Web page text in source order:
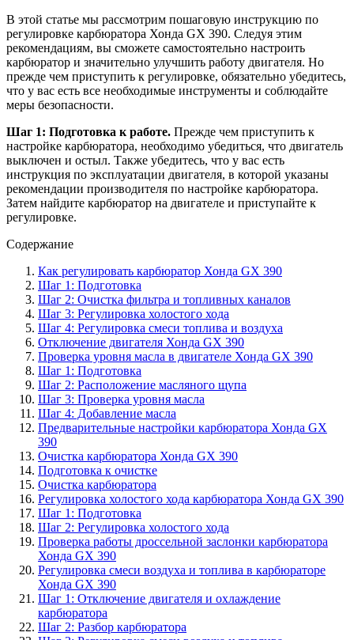
В этой статье мы рассмотрим пошаговую инструкцию по
регулировке карбюратора Хонда GX 390. Следуя этим
рекомендациям, вы сможете самостоятельно настроить
карбюратор и значительно улучшить работу двигателя. Но
прежде чем приступить к регулировке, обязательно убедитесь,
что у вас есть все необходимые инструменты и соблюдайте
меры безопасности.
Шаг 1: Подготовка к работе. Прежде чем приступить к
настройке карбюратора, необходимо убедиться, что двигатель
выключен и остыл. Также убедитесь, что у вас есть
инструкция по эксплуатации двигателя, в которой указаны
рекомендации производителя по настройке карбюратора.
Затем найдите карбюратор на двигателе и приступайте к
регулировке.
Содержание
Как регулировать карбюратор Хонда GX 390
Шаг 1: Подготовка
Шаг 2: Очистка фильтра и топливных каналов
Шаг 3: Регулировка холостого хода
Шаг 4: Регулировка смеси топлива и воздуха
Отключение двигателя Хонда GX 390
Проверка уровня масла в двигателе Хонда GX 390
Шаг 1: Подготовка
Шаг 2: Расположение масляного щупа
Шаг 3: Проверка уровня масла
Шаг 4: Добавление масла
Предварительные настройки карбюратора Хонда GX
390
Очистка карбюратора Хонда GX 390
Подготовка к очистке
Очистка карбюратора
Регулировка холостого хода карбюратора Хонда GX 390
Шаг 1: Подготовка
Шаг 2: Регулировка холостого хода
Проверка работы дроссельной заслонки карбюратора
Хонда GX 390
Регулировка смеси воздуха и топлива в карбюраторе
Хонда GX 390
Шаг 1: Отключение двигателя и охлаждение
карбюратора
Шаг 2: Разбор карбюратора